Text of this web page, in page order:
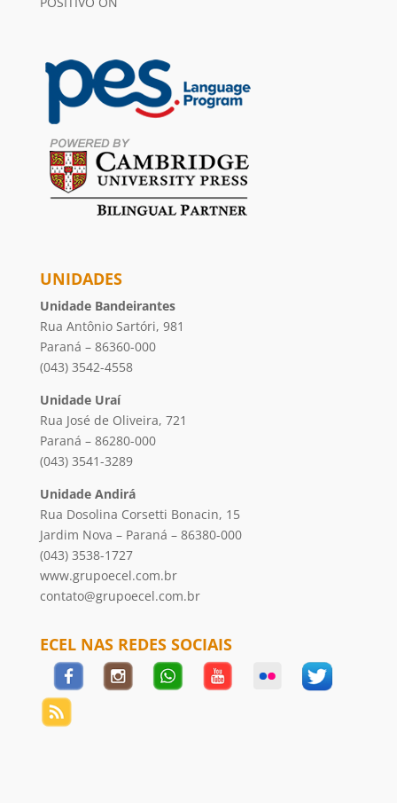
UNIDADES
Unidade Bandeirantes
Rua Antônio Sartóri, 981
Paraná – 86360-000
(043) 3542-4558
Unidade Uraí
Rua José de Oliveira, 721
Paraná – 86280-000
(043) 3541-3289
Unidade Andirá
Rua Dosolina Corsetti Bonacin, 15
Jardim Nova – Paraná – 86380-000
(043) 3538-1727
www.grupoecel.com.br
contato@grupoecel.com.br
ECEL NAS REDES SOCIAIS